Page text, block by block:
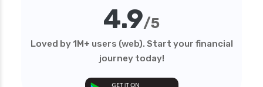
4.9/5
Loved by 1M+ users (web). Start your financial
journey today!